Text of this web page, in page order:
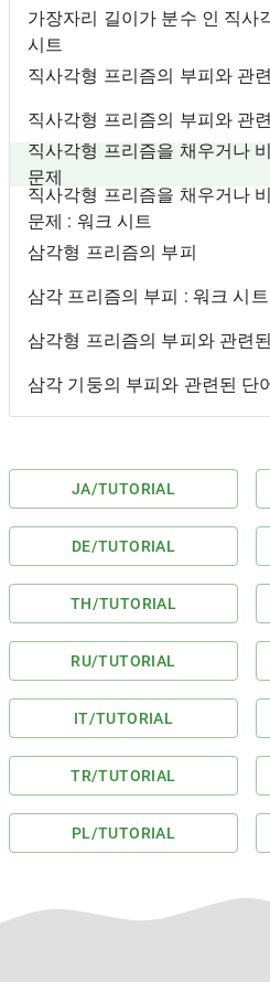
가장자리 길이가 분수 인 직사
시트
직사각형 프리즘의 부피와 관
직사각형 프리즘의 부피와 관
직사각형 프리즘을 채우거나
문제
직사각형 프리즘을 채우거나
문제 : 워크 시트
삼각형 프리즘의 부피
삼각 프리즘의 부피 : 워크 시트
삼각형 프리즘의 부피와 관련
삼각 기둥의 부피와 관련된 단
JA/TUTORIAL
DE/TUTORIAL
TH/TUTORIAL
RU/TUTORIAL
IT/TUTORIAL
TR/TUTORIAL
PL/TUTORIAL